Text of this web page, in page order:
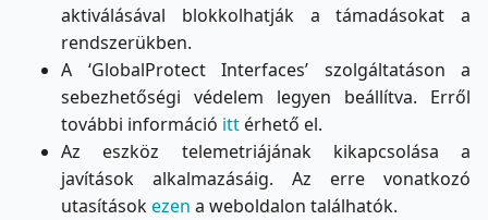
aktiválásával blokkolhatják a támadásokat a
rendszerükben.
A ‘GlobalProtect Interfaces’ szolgáltatáson a
sebezhetőségi védelem legyen beállítva. Erről
további információ itt érhető el.
Az eszköz telemetriájának kikapcsolása a
javítások alkalmazásáig. Az erre vonatkozó
utasításokezen a weboldalon találhatók.